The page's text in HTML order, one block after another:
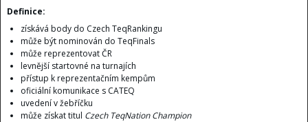
Definice:
získává body do Czech TeqRankingu
může být nominován do TeqFinals
může reprezentovat ČR
levnější startovné na turnajích
přístup k reprezentačním kempům
oficiální komunikace s CATEQ
uvedení v žebříčku
může získat titul Czech TeqNation Champion